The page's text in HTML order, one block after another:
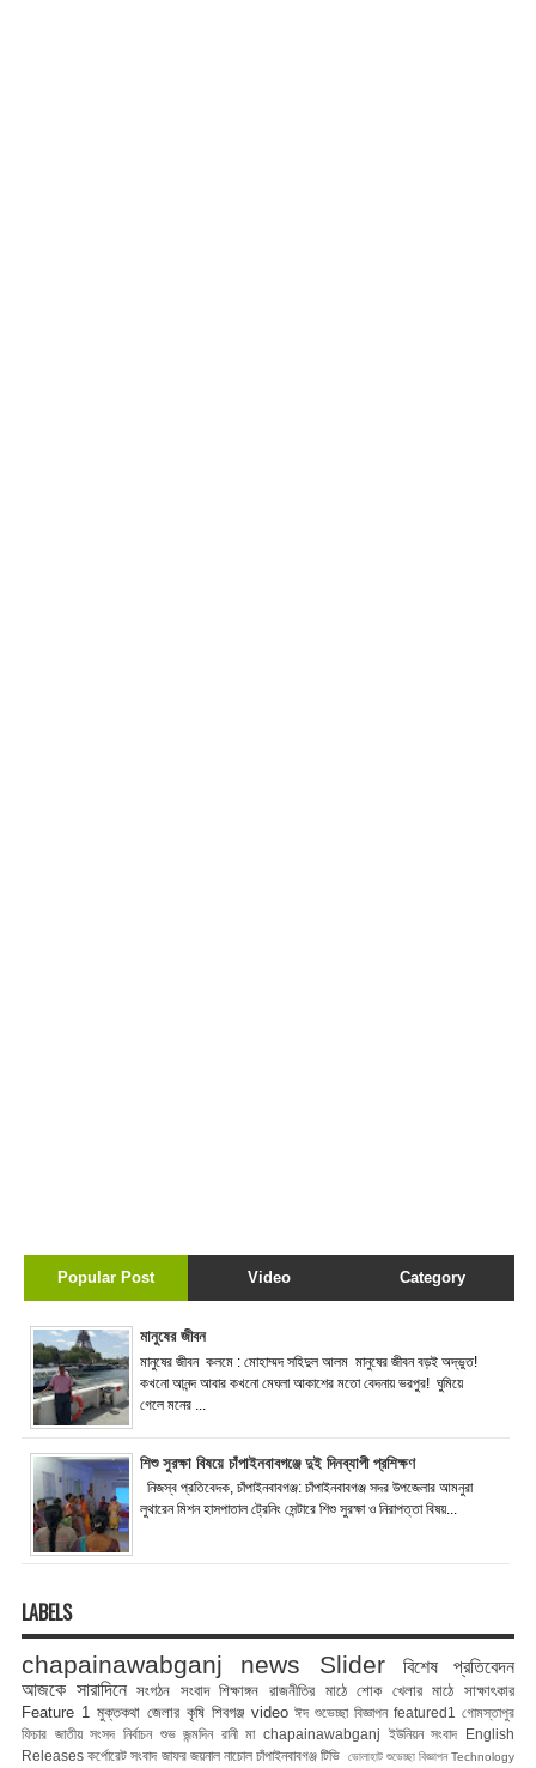
Popular Post Video Category
মানুষের জীবন
মানুষের জীবন কলমে : মোহাম্মদ সহিদুল আলম মানুষের জীবন বড়ই অদ্ভুত!
কখনো আনন্দ আবার কখনো মেঘলা আকাশের মতো বেদনায় ভরপুর! ঘুমিয়ে
গেলে মনের ...
শিশু সুরক্ষা বিষয়ে চাঁপাইনবাবগঞ্জে দুই দিনব্যাপী প্রশিক্ষণ
নিজস্ব প্রতিবেদক, চাঁপাইনবাবগঞ্জ: চাঁপাইনবাবগঞ্জ সদর উপজেলার আমনুরা
লুথারেন মিশন হাসপাতাল ট্রেনিং সেন্টারে শিশু সুরক্ষা ও নিরাপত্তা বিষয়...
LABELS
chapainawabganj news Slider
বিশেষ প্রতিবেদন
আজকে সারাদিনে সংগঠন সংবাদ শিক্ষাঙ্গন রাজনীতির মাঠে শোক খেলার মাঠে
সাক্ষাৎকার
Feature 1 মুক্তকথা জেলার কৃষি শিবগঞ্জ video ঈদ শুভেচ্ছা বিজ্ঞাপন featured1
গোমস্তাপুর
ফিচার জাতীয় সংসদ নির্বাচন শুভ জন্মদিন রানী মা chapainawabganj ইউনিয়ন সংবাদ English
Releases কর্পোরেট সংবাদ জাফর জয়নাল নাচোল চাঁপাইনবাবগঞ্জ টিভি ভোলাহাট শুভেচ্ছা বিজ্ঞাপন Technology